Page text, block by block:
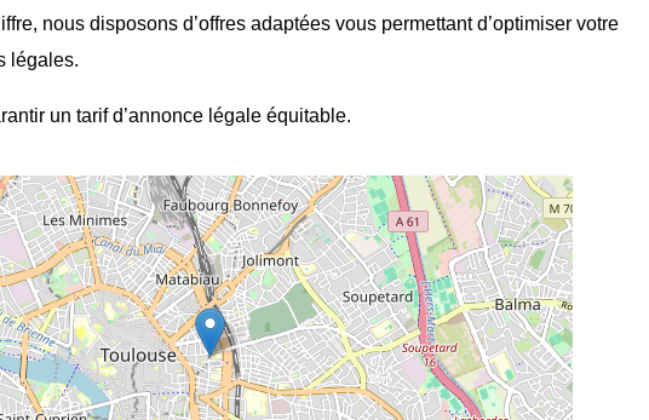
nous disposons d’offres adaptées vous permettant d’optimiser votre
légales.
un tarif d’annonce légale équitable.